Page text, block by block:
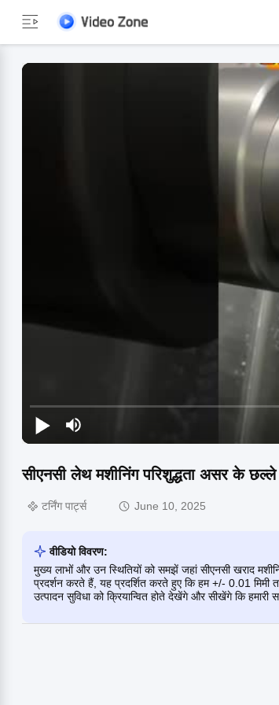
सीएनसी लेथ मशीनिंग परिशुद्धता असर के छल्ले
टर्निंग पार्ट्स June 10, 2025
वीडियो विवरण:
मुख्य लाभों और उन स्थितियों को समझें जहां सीएनसी खराद
प्रदर्शन करते हैं, यह प्रदर्शित करते हुए कि हम +/- 0.01
उत्पादन सुविधा को क्रियान्वित होते देखेंगे और सीखेंगे कि